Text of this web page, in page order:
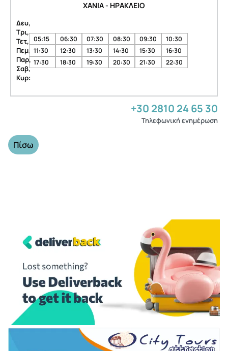
ΧΑΝΙΑ - ΗΡΑΚΛΕΙΟ
Δευ,
Τρι,
Τετ,
Πεμ,
Παρ,
Σαβ,
Κυρ:
05:15 06:30 07:30 08:30 09:30
10:30
11:30
12:30 13:30 14:30 15:30
16:30
17:30
18:30 19:30 20:30 21:30 22:30
+30 2810 24 65 30
Τηλεφωνική ενημέρωση
Πίσω